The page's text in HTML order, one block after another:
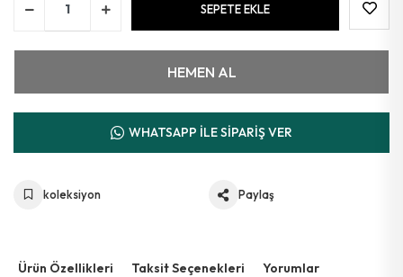
Mercan
SEPETE EKLE
HEMEN AL
WHATSAPP İLE SİPARİŞ VER
koleksiyon Paylaş
Ürün Özellikleri Taksit Seçenekleri Yorumlar